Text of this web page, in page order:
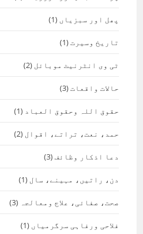
پھل اور سبزیاں (1)
تاریخ وسیرت(1)
ٹی وی انٹرنیٹ موبائل (2)
حالات واقعات(3)
حقوق اللہ وحقوق العباد (1)
حمد، نعت، تراتے، اقوال (2)
دعا اذکار وظائف(3)
دن، راتیں، مہینے، سال (1)
صحت، صفائی، علاج ومعالجہ (3)
فلاحی ورفاہی سرگرمیاں (1)